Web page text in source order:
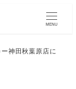
MENU
神田秋葉原店に